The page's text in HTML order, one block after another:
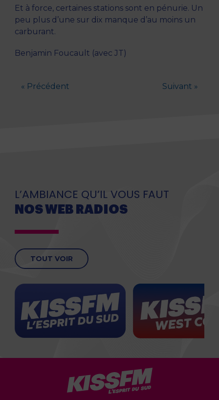
Et à force, certaines stations sont en pénurie. Un
peu plus d’une sur dix manque d’au moins un
carburant.
Benjamin Foucault (avec JT)
« Précédent Suivant »
L’AMBIANCE QU’IL VOUS FAUT
NOS WEB RADIOS
TOUT VOIR